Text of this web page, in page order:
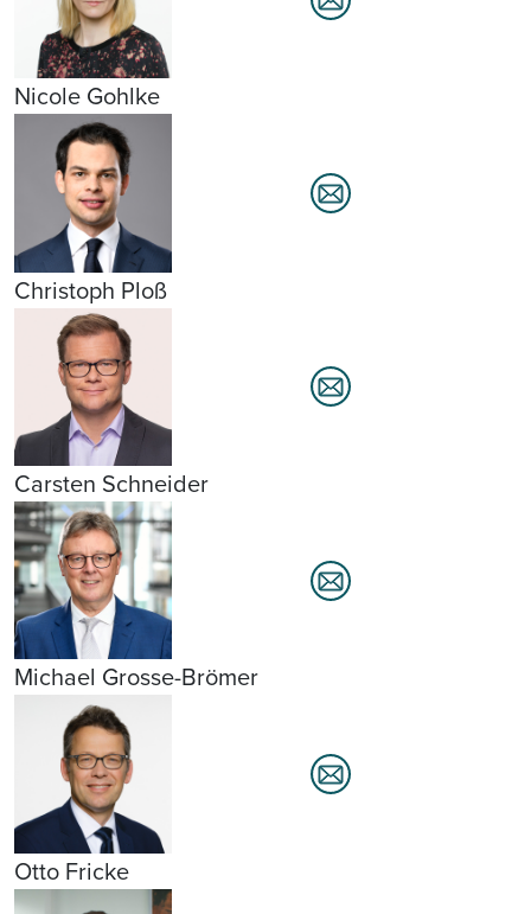
Nicole Gohlke
Christoph Ploß
Carsten Schneider
Michael Grosse-Brömer
Otto Fricke